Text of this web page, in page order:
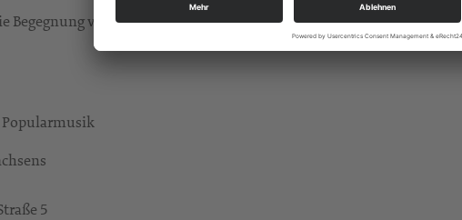
Begegnung verbleibe ich
5